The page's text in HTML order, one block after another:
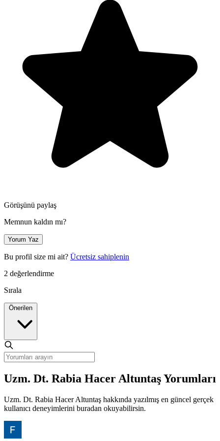
Görüşünü paylaş
Memnun kaldın mı?
Yorum Yaz
Bu profil size mi ait? Ücretsiz sahiplenin
2 değerlendirme
Sırala
Uzm. Dt. Rabia Hacer Altuntaş Yorumları
Uzm. Dt. Rabia Hacer Altuntaş hakkında yazılmış en güncel gerçek
kullanıcı deneyimlerini buradan okuyabilirsin.